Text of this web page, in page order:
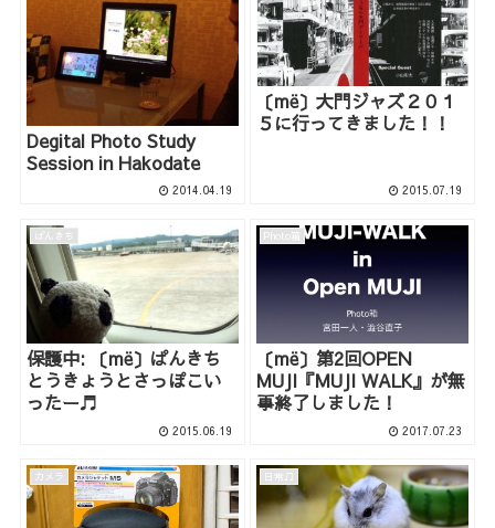
Degital Photo Study
Session in Hakodate
2014.04.19
〔më〕大門ジャズ２０１
５に行ってきました！！
2015.07.19
ぱんきち
保護中: 〔më〕ぱんきち
とうきょうとさっぽこい
ったー♬
2015.06.19
Photo箱
〔më〕第2回OPEN
MUJI『MUJI WALK』が無
事終了しました！
2017.07.23
カメラ 日常♫